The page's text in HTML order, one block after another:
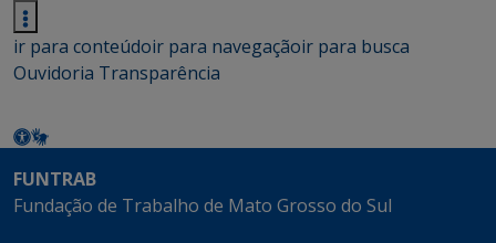
ir para conteúdoir para navegaçãoir para busca
Ouvidoria Transparência
FUNTRAB
Fundação de Trabalho de Mato Grosso do Sul